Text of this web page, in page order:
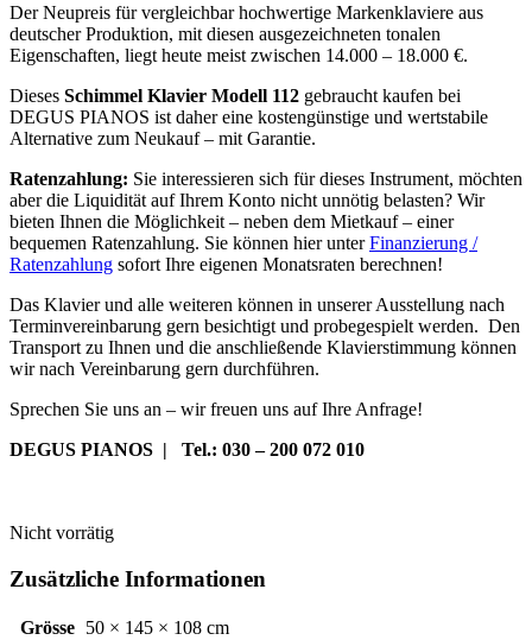
Der Neupreis für vergleichbar hochwertige Markenklaviere aus
deutscher Produktion, mit diesen ausgezeichneten tonalen
Eigenschaften, liegt heute meist zwischen 14.000 – 18.000 €.
Dieses Schimmel Klavier Modell 112 gebraucht kaufen bei
DEGUS PIANOS ist daher eine kostengünstige und wertstabile
Alternative zum Neukauf – mit Garantie.
Ratenzahlung: Sie interessieren sich für dieses Instrument, möchten
aber die Liquidität auf Ihrem Konto nicht unnötig belasten? Wir
bieten Ihnen die Möglichkeit – neben dem Mietkauf – einer
bequemen Ratenzahlung. Sie können hier unterFinanzierung /
Ratenzahlung sofort Ihre eigenen Monatsraten berechnen!
Das Klavier und alle weiteren können in unserer Ausstellung nach
Terminvereinbarung gern besichtigt und probegespielt werden. Den
Transport zu Ihnen und die anschließende Klavierstimmung können
wir nach Vereinbarung gern durchführen.
Sprechen Sie uns an – wir freuen uns auf Ihre Anfrage!
DEGUS PIANOS | Tel.: 030 – 200 072 010
Nicht vorrätig
Zusätzliche Informationen
Grösse 50 × 145 × 108 cm